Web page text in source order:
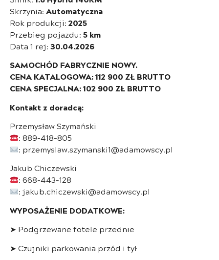
Skrzynia: Automatyczna
Rok produkcji: 2025
Przebieg pojazdu: 5 km
Data 1 rej: 30.04.2026
SAMOCHÓD FABRYCZNIE NOWY.
CENA KATALOGOWA: 112 900 ZŁ BRUTTO
CENA SPECJALNA: 102 900 ZŁ BRUTTO
Kontakt z doradcą:
Przemysław Szymański
: 889-418-805
: przemyslaw.szymanski1@adamowscy.pl
Jakub Chiczewski
: 668-443-128
: jakub.chiczewski@adamowscy.pl
WYPOSAŻENIE DODATKOWE:
➤ Podgrzewane fotele przednie
➤ Czujniki parkowania przód i tył